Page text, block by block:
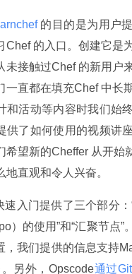
的目的是为用户
Chef 的入口。创建它是
未接触过Chef 的新用户
一直都在填充Chef 中长
和活动等内容时我们始
供了如何使用的视频讲
希望新的Cheffer 从开始
地直观和令人兴奋。
速入门提供了三个部分：
）的使用”和“汇聚节点”
，我们提供的信息支持
另外，Opscode通过